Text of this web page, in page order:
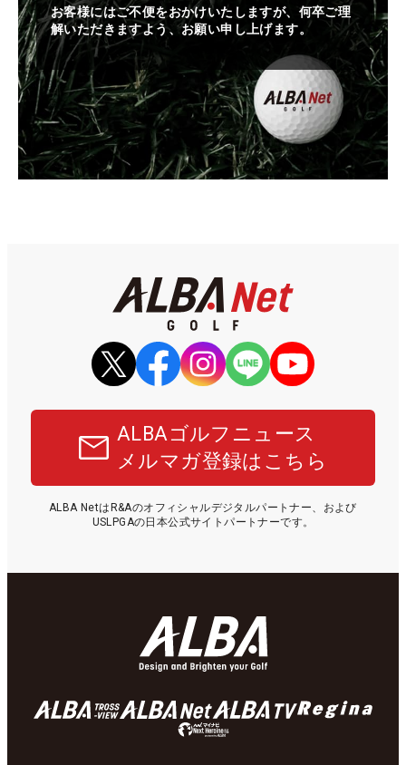
お客様にはご不便をおかけいたしますが、何卒ご理
解いただきますよう、お願い申し上げます。
ALBAゴルフニュース
メルマガ登録はこちら
ALBA NetはR&Aのオフィシャルデジタルパートナー、および
USLPGAの日本公式サイトパートナーです。